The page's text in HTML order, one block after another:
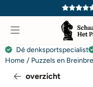
Cookievoorkeuren zijn
Dé denksportspecialist
Home / Puzzels en
overzicht